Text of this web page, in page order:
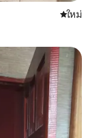
ที่พักใหม่
ใหม่